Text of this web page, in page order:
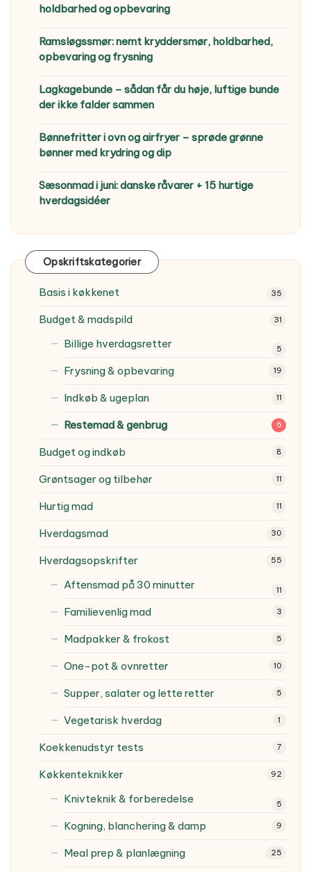
holdbarhed og opbevaring
Ramsløgssmør: nemt kryddersmør, holdbarhed,
opbevaring og frysning
Lagkagebunde – sådan får du høje, luftige bunde
der ikke falder sammen
Bønnefritter i ovn og airfryer – sprøde grønne
bønner med krydring og dip
Sæsonmad i juni: danske råvarer + 15 hurtige
hverdagsidéer
Opskriftskategorier
Basis i køkkenet 35
Budget & madspild 31
Billige hverdagsretter 5
Frysning & opbevaring 19
Indkøb & ugeplan 11
Restemad & genbrug 6
Budget og indkøb 8
Grøntsager og tilbehør 11
Hurtig mad 11
Hverdagsmad 30
Hverdagsopskrifter 55
Aftensmad på 30 minutter 11
Familievenlig mad 3
Madpakker & frokost 5
One-pot & ovnretter 10
Supper, salater og lette retter 5
Vegetarisk hverdag 1
Koekkenudstyr tests 7
Køkkenteknikker 92
Knivteknik & forberedelse 5
Kogning, blanchering & damp 9
Meal prep & planlægning 25